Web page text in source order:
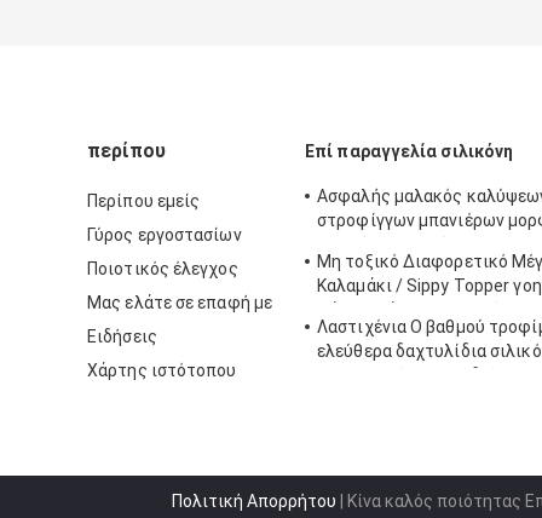
περίπου
Περίπου εμείς
Γύρος εργοστασίων
Ποιοτικός έλεγχος
Μας ελάτε σε επαφή με
Ειδήσεις
Χάρτης ιστότοπου
Επί παραγγελία σιλικόνη
Ασφαλής μαλακός
στροφίγγων μπανιέρων
Μη τοξικό Διαφορετικό
Καλαμάκι / Sippy Topper
Λαστιχένια Ο βαθμού
ελεύθερα δαχτυλίδια
Πολιτική Απορρήτου | Κίνα καλός ποιότητας